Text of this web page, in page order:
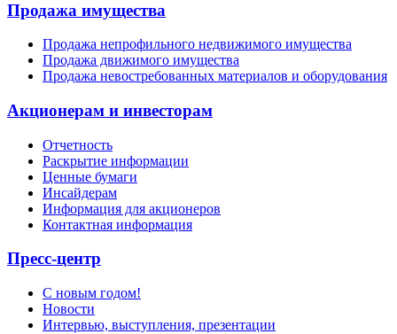
Продажа имущества
Продажа непрофильного недвижимого имущества
Продажа движимого имущества
Продажа невостребованных материалов и оборудования
Акционерам и инвесторам
Отчетность
Раскрытие информации
Ценные бумаги
Инсайдерам
Информация для акционеров
Контактная информация
Пресс-центр
С новым годом!
Новости
Интервью, выступления, презентации